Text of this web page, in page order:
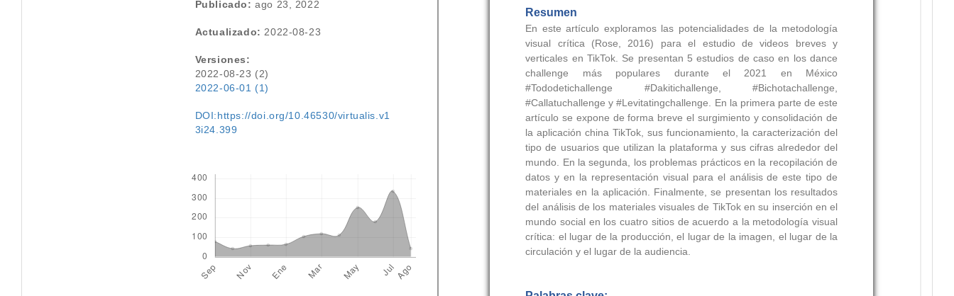
Publicado: ago 23, 2022
Actualizado: 2022-08-23
Versiones:
2022-08-23 (2)
2022-06-01 (1)
DOI:https://doi.org/10.46530/virtualis.v1
3i24.399